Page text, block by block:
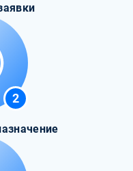
2